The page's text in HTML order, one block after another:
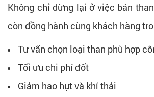
Không chỉ dừng lại ở việc bán
còn đồng hành cùng khách hàng
Tư vấn chọn loại than phù hợp
Tối ưu chi phí đốt
Giảm hao hụt và khí thải